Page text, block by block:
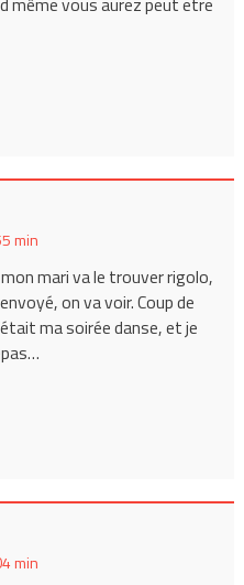
min
mari va le trouver rigolo,
on va voir. Coup de
ma soirée danse, et je
min